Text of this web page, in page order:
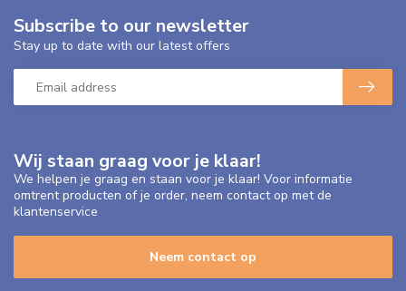
Wij staan graag voor je klaar!
We helpen je graag en staan voor je klaar! Voor informatie
omtrent producten of je order, neem contact op met de
klantenservice
Neem contact op
Subscribe to our newsletter
Stay up to date with our latest offers